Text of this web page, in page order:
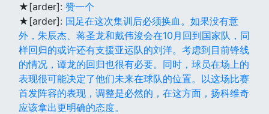
★[arder]: 赞一个
★[arder]: 国足在这次集训后必须换血。如果没有意
外，朱辰杰、蒋圣龙和戴伟浚会在10月回到国家队，同
样回归的或许还有支援亚运队的刘洋。考虑到目前锋线
的情况，谭龙的回归也很有必要。同时，球员在场上的
表现很可能决定了他们未来在球队的位置。以这场比赛
首发阵容的表现，调整是必然的，在这方面，扬科维奇
应该拿出更明确的态度。